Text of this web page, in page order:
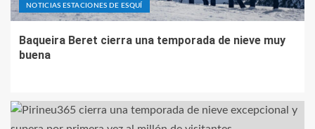
NOTICIAS ESTACIONES DE ESQUÍ
Baqueira Beret cierra una temporada de nieve muy
buena